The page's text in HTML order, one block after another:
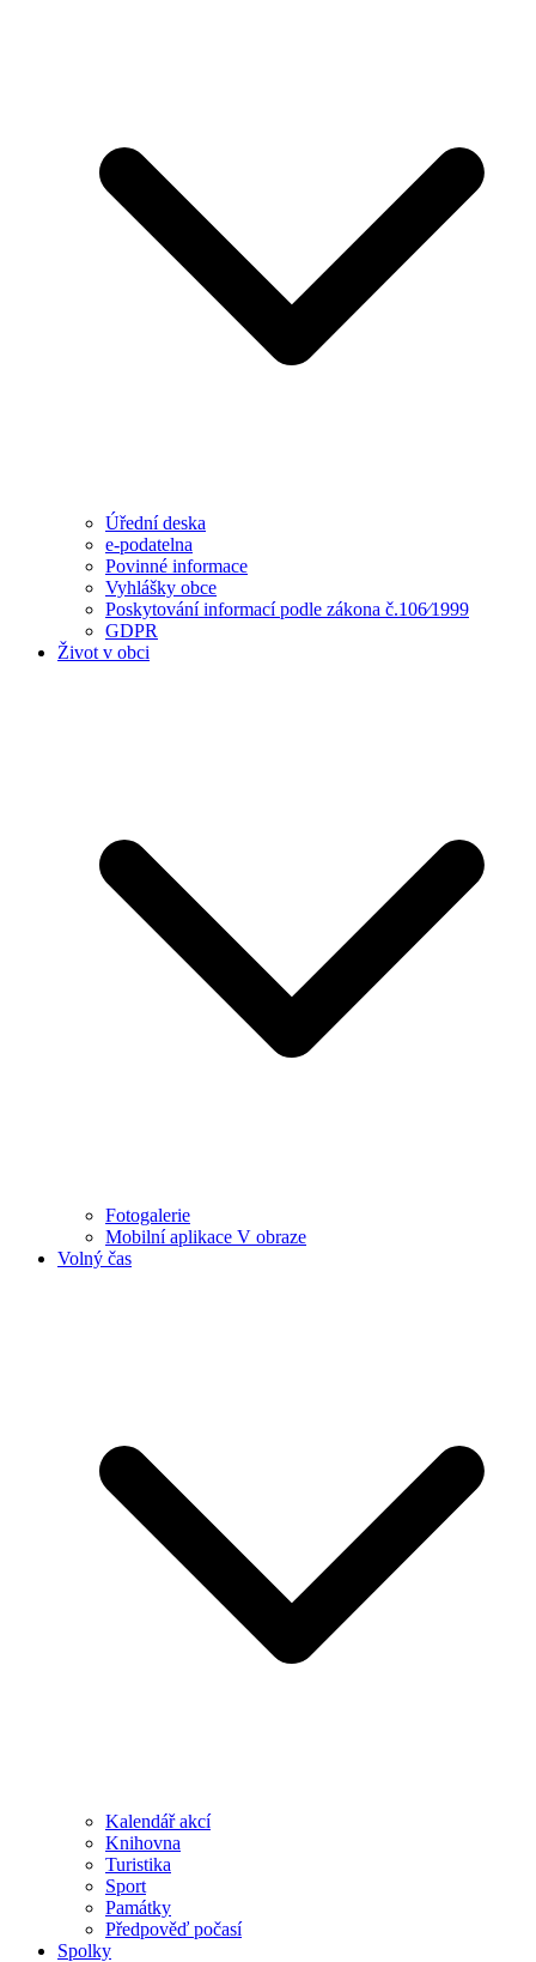
Úřední deska
e-podatelna
Povinné informace
Vyhlášky obce
Poskytování informací podle zákona č.106⁄1999
GDPR
Život v obci
Fotogalerie
Mobilní aplikace V obraze
Volný čas
Kalendář akcí
Knihovna
Turistika
Sport
Památky
Předpověď počasí
Spolky